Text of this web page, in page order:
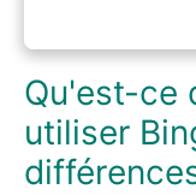
Qu'est-ce
utiliser